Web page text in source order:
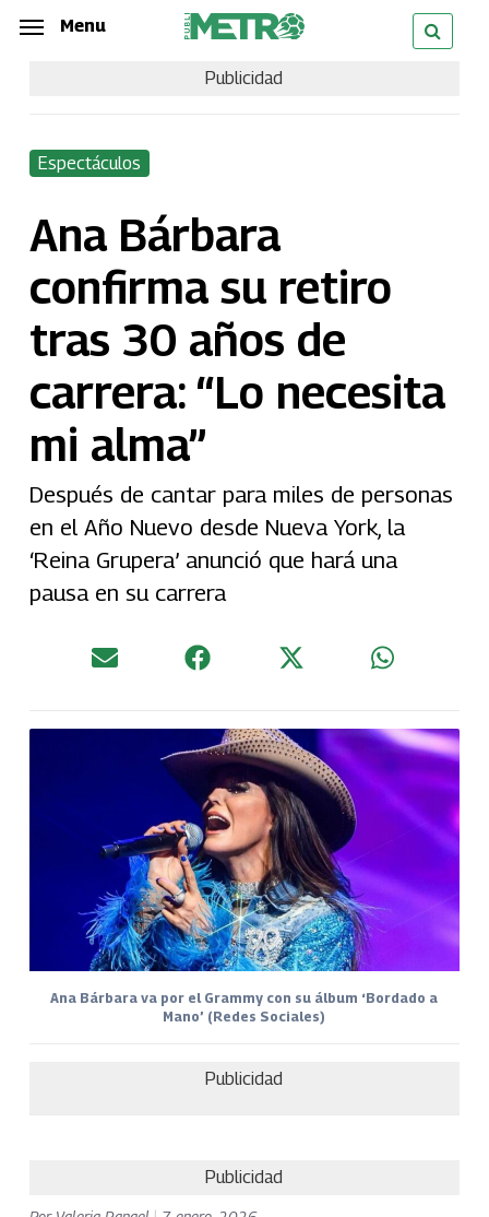
Skip
content
Menu
Publicidad
Espectáculos
Ana Bárbara
confirma su retiro
tras 30 años de
carrera: “Lo necesita
mi alma”
Después de cantar para miles de personas
en el Año Nuevo desde Nueva York, la
‘Reina Grupera’ anunció que hará una
pausa en su carrera
Ana Bárbara va por el Grammy con su álbum ‘Bordado a
Mano’ (Redes Sociales)
Publicidad
Publicidad
Menu